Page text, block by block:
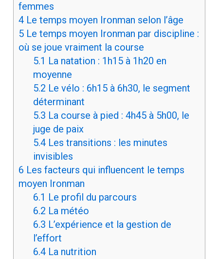
femmes
4Le temps moyen Ironman selon l’âge
5Le temps moyen Ironman par discipline :
où se joue vraiment la course
5.1 La natation : 1h15 à 1h20 en
moyenne
5.2 Le vélo : 6h15 à 6h30, le segment
déterminant
5.3 La course à pied : 4h45 à 5h00, le
juge de paix
5.4Les transitions : les minutes
invisibles
6 Les facteurs qui influencent le temps
moyen Ironman
6.1 Le profil du parcours
6.2 La météo
6.3 L’expérience et la gestion de
l’effort
6.4La nutrition